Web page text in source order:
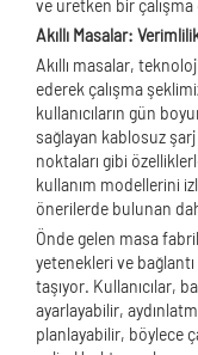
ve üretken bir çalışma
Akıllı Masalar:
Akıllı masalar,
ederek çalışma
kullanıcıların gün
sağlayan kablosuz
noktaları gibi
kullanım modellerini
önerilerde bulunan
Önde gelen masa
yetenekleri ve bağlantı
taşıyor. Kullanıcılar,
ayarlayabilir,
planlayabilir, böylece